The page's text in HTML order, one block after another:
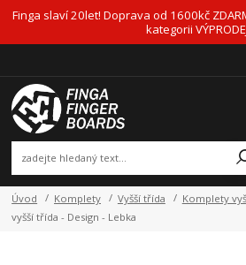
Finga slaví 20let! Doprava od 1600kč
kategorii
Úvod Komplety Vyšší třída Komplety
vyšší třída - Design - Lebka